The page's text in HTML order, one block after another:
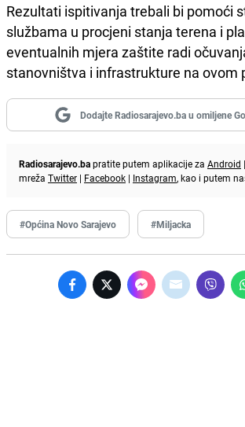
Rezultati ispitivanja trebali bi pomoći
službama u procjeni stanja terena i
eventualnih mjera zaštite radi
stanovništva i infrastrukture na ovom
Dodajte Radiosarajevo.ba u omiljene
Radiosarajevo.bapratite putem aplikacije za Android |
mreža Twitter | Facebook | Instagram, kao i putem
#Općina Novo Sarajevo #Miljacka